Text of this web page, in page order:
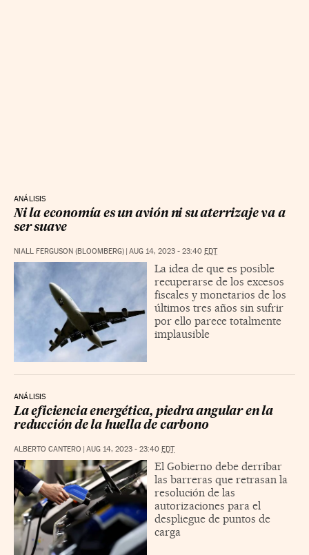
ANÁLISIS
Ni la economía es un avión ni su aterrizaje va a
ser suave
NIALL FERGUSON (BLOOMBERG) AUG 14, 2023 - 23:40 EDT
La idea de que es posible
recuperarse de los excesos
fiscales y monetarios de los
últimos tres años sin sufrir
por ello parece totalmente
implausible
ANÁLISIS
La eficiencia energética, piedra angular en la
reducción de la huella de carbono
ALBERTO CANTERO AUG 14, 2023 - 23:40 EDT
El Gobierno debe derribar
las barreras que retrasan la
resolución de las
autorizaciones para el
despliegue de puntos de
carga